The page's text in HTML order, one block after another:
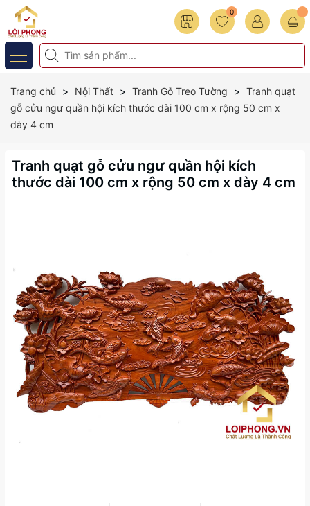
0
Trang chủ Nội Thất Tranh Gỗ Treo Tường
Tranh quạt
gỗ cửu ngư quần hội kích thước dài 100 cm x rộng 50 cm x
dày 4 cm
Tranh quạt gỗ cửu ngư quần hội kích
thước dài 100 cm x rộng 50 cm x dày 4 cm